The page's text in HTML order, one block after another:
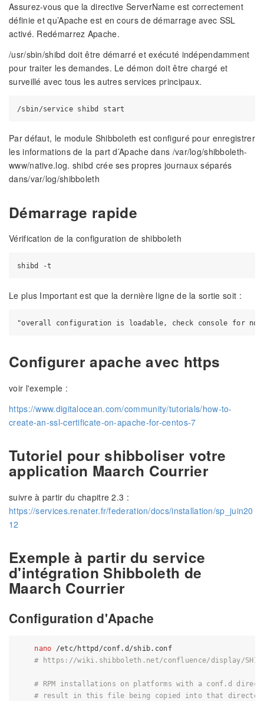
Assurez-vous que la directive ServerName est correctement
définie et qu’Apache est en cours de démarrage avec SSL
activé. Redémarrez Apache.
/usr/sbin/shibd doit être démarré et exécuté indépendamment
pour traiter les demandes. Le démon doit être chargé et
surveillé avec tous les autres services principaux.
Par défaut, le module Shibboleth est configuré pour enregistrer
les informations de la part d’Apache dans /var/log/shibboleth-
www/native.log. shibd crée ses propres journaux séparés
dans/var/log/shibboleth
Démarrage rapide
Vérification de la configuration de shibboleth
Le plus Important est que la dernière ligne de la sortie soit :
Configurer apache avec https
voir l'exemple :
https://www.digitalocean.com/community/tutorials/how-to-
create-an-ssl-certificate-on-apache-for-centos-7
Tutoriel pour shibboliser votre
application Maarch Courrier
suivre à partir du chapitre 2.3 :
https://services.renater.fr/federation/docs/installation/sp_juin20
12
Exemple à partir du service
d'intégration Shibboleth de
Maarch Courrier
Configuration d'Apache
nano /etc/httpd/conf.d/shib.conf
# https://wiki.shibboleth.net/confluence/display/SHIB2/
# RPM installations on platforms with a conf.d
# result in this file being copied into that